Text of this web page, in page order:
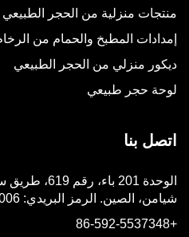
منتجات منزلية من الحجر الطبيعي
إمدادات المطبخ والحمام من
ديكور منزلي من الحجر الطبيعي
لوحة حجر طبيعي
اتصل بنا
الوحدة 201
شيامن، الصين. الرمز البريدي: 361006
+86-592-5537348